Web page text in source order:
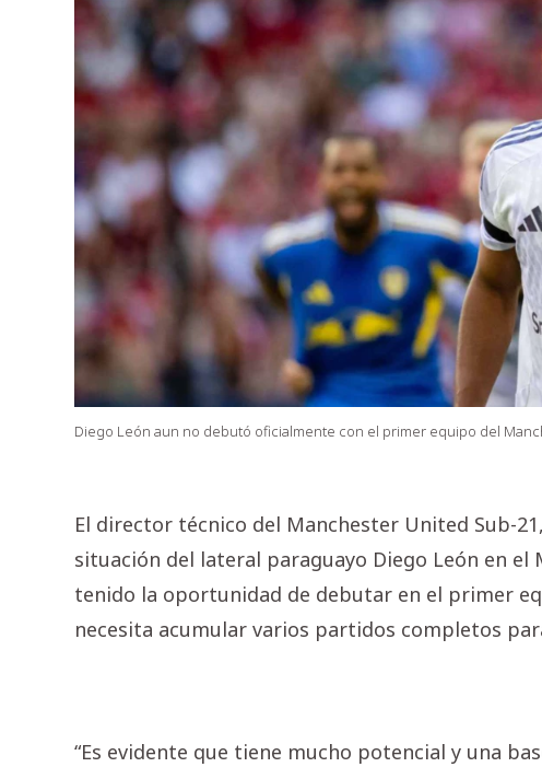
Diego León aun no debutó oficialmente con el primer equipo del
El director técnico del Manchester United Sub-
situación del lateral paraguayo Diego León en
tenido la oportunidad de debutar en el primer
necesita acumular varios partidos completos
“Es evidente que tiene mucho potencial y una